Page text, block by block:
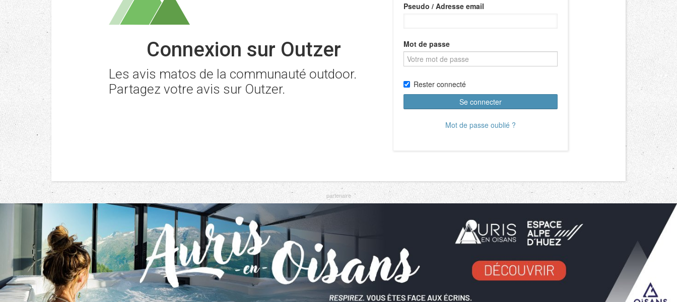
Connexion sur Outzer
Les avis matos de la communauté outdoor.
Partagez votre avis sur Outzer.
Pseudo / Adresse email
Mot de passe
Rester connecté
Se connecter
Mot de passe oublié ?